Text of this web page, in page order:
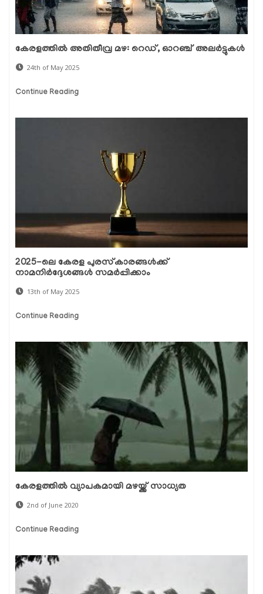
കേരളത്തിൽ അതിതീവ്ര മഴ: റെഡ്, ഓറഞ്ച് അലർട്ടുകൾ
24th of May 2025
Continue Reading
2025-ലെ കേരള പുരസ്‌കാരങ്ങൾക്ക്
നാമനിർദ്ദേശങ്ങൾ സമർപ്പിക്കാം
13th of May 2025
Continue Reading
കേരളത്തില്‍ വ്യാപകമായി മഴയ്ക്ക് സാധ്യത
2nd of June 2020
Continue Reading